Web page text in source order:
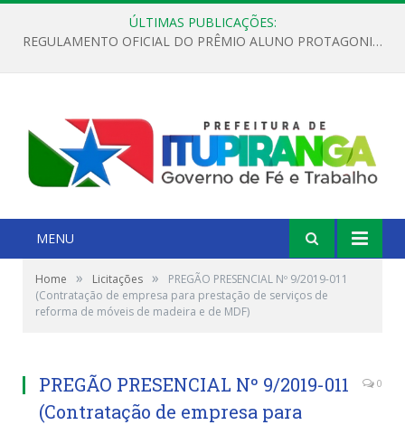
ÚLTIMAS PUBLICAÇÕES:
REGULAMENTO OFICIAL DO PRÊMIO ALUNO PROTAGONISTA – EDIÇÃO 2026
MENU
Home » Licitações »
PREGÃO PRESENCIAL Nº 9/2019-011
(Contratação de empresa para prestação de serviços de
reforma de móveis de madeira e de MDF)
PREGÃO PRESENCIAL Nº 9/2019-011
(Contratação de empresa para
0